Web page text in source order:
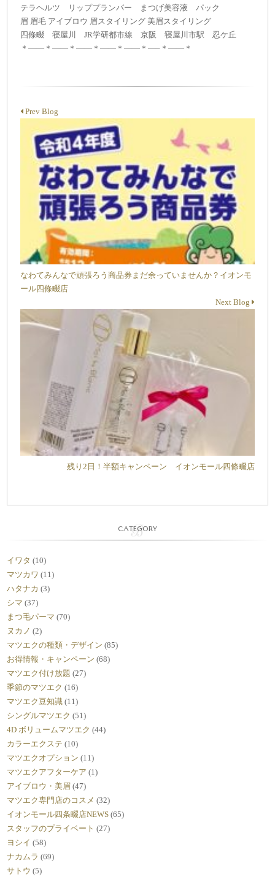
テラヘルツ リッププランパー まつげ美容液 パック
眉 眉毛 アイブロウ 眉スタイリング 美眉スタイリング
四條畷 寝屋川 JR学研都市線 京阪 寝屋川市駅 忍ケ丘
＊——＊——＊——＊——＊——＊—–＊——＊
Prev Blog
なわてみんなで頑張ろう商品券まだ余っていませんか？イオンモ
ール四條畷店
Next Blog
残り2日！半額キャンペーン イオンモール四條畷店
CATEGORY
イワタ (10)
マツカワ (11)
ハタナカ (3)
シマ (37)
まつ毛パーマ (70)
ヌカノ (2)
マツエクの種類・デザイン (85)
お得情報・キャンペーン (68)
マツエク付け放題 (27)
季節のマツエク (16)
マツエク豆知識 (11)
シングルマツエク (51)
4D ボリュームマツエク (44)
カラーエクステ (10)
マツエクオプション (11)
マツエクアフターケア (1)
アイブロウ・美眉 (47)
マツエク専門店のコスメ (32)
イオンモール四条畷店NEWS (65)
スタッフのプライベート (27)
ヨシイ (58)
ナカムラ (69)
サトウ (5)